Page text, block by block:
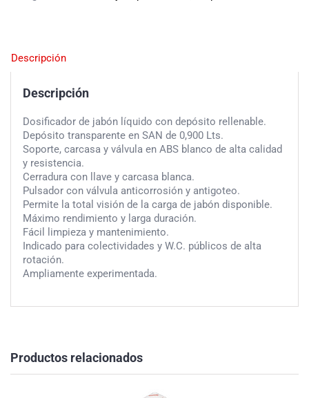
Descripción
Descripción
Dosificador de jabón líquido con depósito rellenable.
Depósito transparente en SAN de 0,900 Lts.
Soporte, carcasa y válvula en ABS blanco de alta calidad
y resistencia.
Cerradura con llave y carcasa blanca.
Pulsador con válvula anticorrosión y antigoteo.
Permite la total visión de la carga de jabón disponible.
Máximo rendimiento y larga duración.
Fácil limpieza y mantenimiento.
Indicado para colectividades y W.C. públicos de alta
rotación.
Ampliamente experimentada.
Productos relacionados